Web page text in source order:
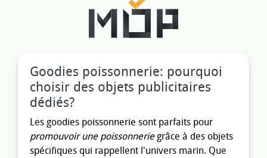
Goodies poissonnerie: pourquoi
choisir des objets publicitaires
dédiés?
Les goodies poissonnerie sont parfaits pour
promouvoir une poissonneriegrâce à des objets
spécifiques qui rappellent l'univers marin. Que